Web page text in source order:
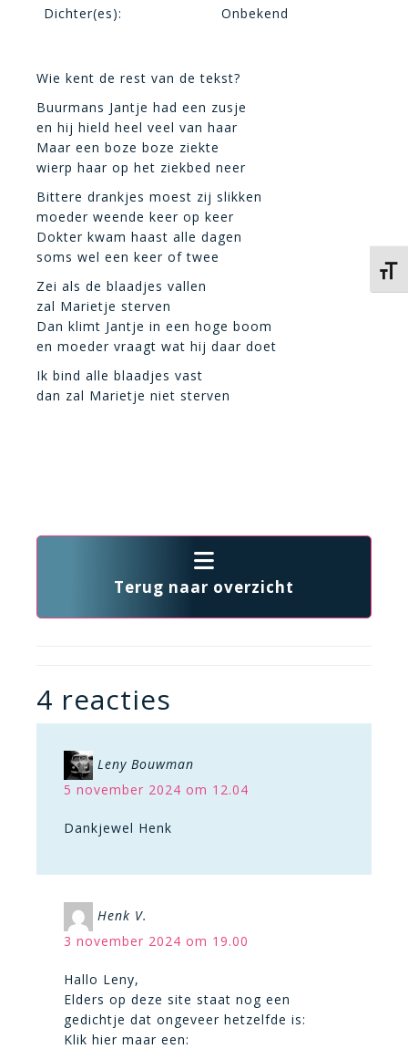
Dichter(es): Onbekend
Wie kent de rest van de tekst?
Buurmans Jantje had een zusje
en hij hield heel veel van haar
Maar een boze boze ziekte
wierp haar op het ziekbed neer
Bittere drankjes moest zij slikken
moeder weende keer op keer
Dokter kwam haast alle dagen
soms wel een keer of twee
Zei als de blaadjes vallen
zal Marietje sterven
Dan klimt Jantje in een hoge boom
en moeder vraagt wat hij daar doet
Ik bind alle blaadjes vast
dan zal Marietje niet sterven
Terug naar overzicht
4 reacties
Leny Bouwman
5 november 2024 om 12.04
Dankjewel Henk
Henk V.
3 november 2024 om 19.00
Hallo Leny,
Elders op deze site staat nog een
gedichtje dat ongeveer hetzelfde is:
Klik hier maar een: